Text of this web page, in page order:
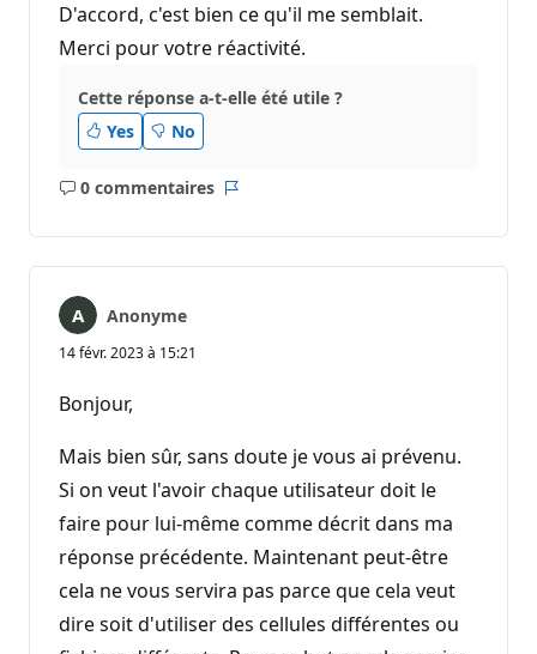
D'accord, c'est bien ce qu'il me semblait.
Merci pour votre réactivité.
Cette réponse a-t-elle été utile ?
Yes
No
0 commentaires
Aucun
Anonyme
14 févr. 2023 à 15:21
Bonjour,
Mais bien sûr, sans doute je vous ai prévenu.
Si on veut l'avoir chaque utilisateur doit le
faire pour lui-même comme décrit dans ma
réponse précédente. Maintenant peut-être
cela ne vous servira pas parce que cela veut
dire soit d'utiliser des cellules différentes ou